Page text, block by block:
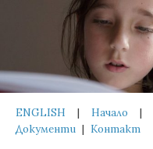
ENGLISH | Начало |
Документи | Контакт